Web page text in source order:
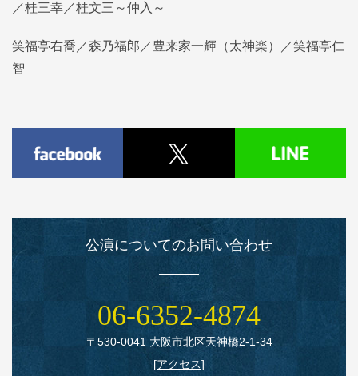
／桂三幸／桂文三～仲入～
笑福亭右喬／森乃福郎／豊来家一輝（太神楽）／笑福亭仁
智
公演についてのお問い合わせ
06‑6352‑4874
〒530‑0041 大阪市北区天神橋2‑1‑34
[アクセス]